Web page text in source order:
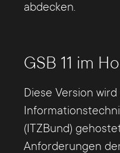
abdecken.
GSB 11 im
Diese Version
(ITZBund)
Anforderungen